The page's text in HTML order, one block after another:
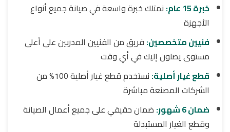
خبرة 15 عام:
نمتلك خبرة واسعة في صيانة جميع أنواع
الأجهزة
فنيين متخصصين: فريق من الفنيين المدربين على أعلى
مستوى يصلون إليك في أي وقت
قطع غيار أصلية:
نستخدم قطع غيار أصلية 100% من
الشركات المصنعة مباشرة
ضمان 6 شهور:
ضمان حقيقي على جميع أعمال الصيانة
وقطع الغيار المستبدلة